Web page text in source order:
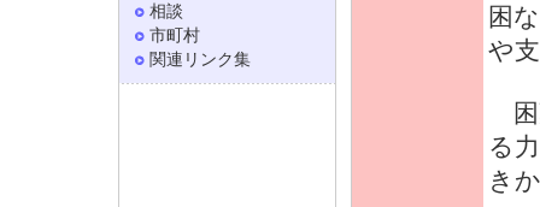
困
や
困
る
き
相談
市町村
関連リンク集